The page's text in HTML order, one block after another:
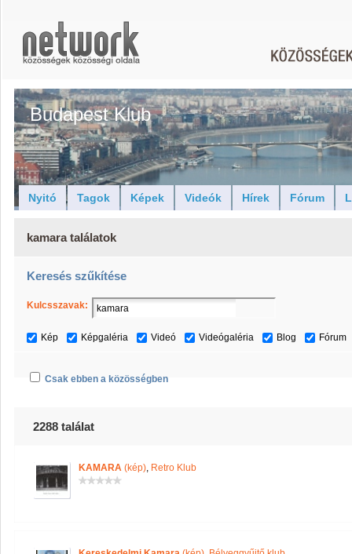
Budapest Klub
Nyitó Tagok Képek Videók Hírek Fórum
kamara találatok
Keresés szűkítése
Kulcsszavak:
Kép Képgaléria Videó Videógaléria Blog Fórum
Csak ebben a közösségben
2288 találat
KAMARA (kép), Retro Klub